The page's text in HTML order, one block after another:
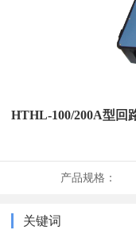
HTHL-100/200A型回
产品规格：
关键词